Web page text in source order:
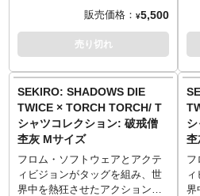
TORCH TORCH OFFICIAL
https://torchtorch.jp/
Lサイズ （73cm／55cm／50cm
／22cm）
XLサイズ （77cm／58cm／
XXLサイズ （84cm／68cm／
60cm／26cm）
──────────────────
■マテリアル
綿100% 5.6oz ヘビーウェイトボ
ディ
※杢灰のみ 綿90%、ポリエステ
ル10% 5.6oz ヘビーウェイトボ
L
／
■
綿
デ
※
ル
乾いたタッチで、着こなしやす
く仕上げました。
生地はしっかりとした厚みの5.6
何度洗っても型崩れしづらく風
合いが出るのが特徴です。
──────────────────
■サイズ（着丈／身幅／肩幅／袖
丈）
Sサイズ （65cm／49cm／42cm
／19cm）
Mサイズ （69cm／52cm／46cm
く
何
合
■
丈
S
M
アドベンチャーゲーム
『SEKIRO: SHADOWS DIE
TWICE』。「TORCH TORCH」
とのコラボレーションTシャツが
プレイヤーに苦戦を強いた強敵
「破戒僧」。高笑いとともに長
刀をふるう彼女の姿を、フロ
ム・ソフトウェア作品に関する
数々のファンアートが人気のイ
ラストレーター・芳川氏が耽美
な鉛筆画で描き下ろし。洗練さ
販売価格： ¥5,500
売り切れ
と
プ
ム
数
な
SEKIRO: SHADOWS DIE
TWICE × TORCH TORCH/ T
シャツコレクション: 破戒僧
杢灰 Mサイズ
フロム・ソフトウェアとアクテ
ィビジョンがタッグを組み、世
界中を熱狂させたアクション・
フ
界